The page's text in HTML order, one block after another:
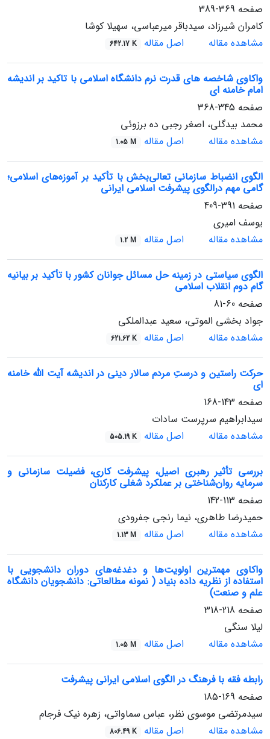
صفحه 369-389
کامران شیرزاد، سیدباقر میرعباسی، سهیلا کوشا
مشاهده مقاله
اصل مقاله 642.17 K
واکاوی شاخصه های قدرت نرم دانشگاه اسلامی با تاکید بر اندیشه
امام خامنه ای
صفحه 345-368
محمد بیدگلی، اصغر رجبی ده برزوئی
مشاهده مقاله
اصل مقاله 1.05 M
الگوی انضباط سازمانی تعالی‌بخش با تأکید بر آموزه‌های اسلامی؛
گامی مهم درالگوی پیشرفت اسلامی ایرانی
صفحه 391-409
یوسف امیری
مشاهده مقاله
اصل مقاله 1.2 M
الگوی سیاستی در زمینه حل مسائل جوانان کشور با تأکید بر بیانیه
گام دوم انقلاب اسلامی
صفحه 60-81
جواد بخشی الموتی، سعید عبدالملکی
مشاهده مقاله
اصل مقاله 621.62 K
حرکت راستین و درستِ مردم سالار دینی در اندیشه آیت الله خامنه
ای
صفحه 143-168
سیدابراهیم سرپرست سادات
مشاهده مقاله
اصل مقاله 505.19 K
بررسی تأثیر رهبری اصیل، پیشرفت کاری، فضیلت سازمانی و
سرمایه روان‌شناختی بر عملکرد شغلی کارکنان
صفحه 113-142
حمیدرضا طاهری، نیما رنجی جفرودی
مشاهده مقاله
اصل مقاله 1.13 M
واکاوی مهمترین اولویت‌ها و دغدغه‌های دوران دانشجویی با
استفاده از نظریه داده بنیاد ( نمونه مطالعاتی: دانشجویان دانشگاه
علم و صنعت)
صفحه 218-318
لیلا سنگی
مشاهده مقاله
اصل مقاله 1.05 M
رابطه فقه با فرهنگ در الگوی اسلامی ایرانی پیشرفت
صفحه 169-185
سیدمرتضی موسوی نظر، عباس سماواتی، زهره نیک فرجام
مشاهده مقاله
اصل مقاله 806.49 K